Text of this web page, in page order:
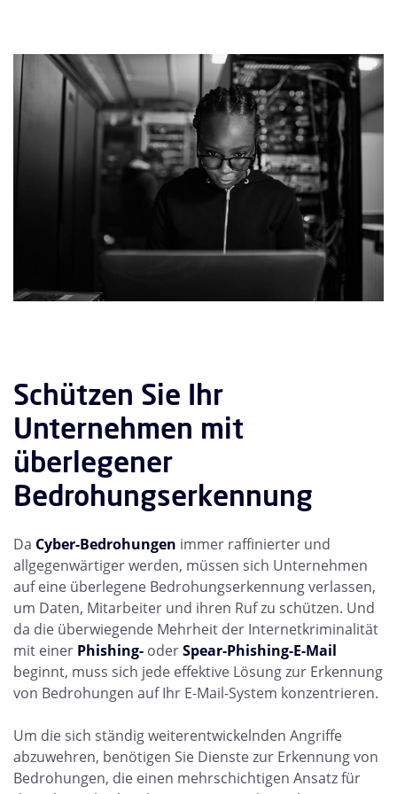
Schützen Sie Ihr
Unternehmen mit
überlegener
Bedrohungserkennung
Da Cyber-Bedrohungen immer raffinierter und
allgegenwärtiger werden, müssen sich Unternehmen
auf eine überlegene Bedrohungserkennung verlassen,
um Daten, Mitarbeiter und ihren Ruf zu schützen. Und
da die überwiegende Mehrheit der Internetkriminalität
mit einer Phishing- oderSpear-Phishing-E-Mail
beginnt, muss sich jede effektive Lösung zur Erkennung
von Bedrohungen auf Ihr E-Mail-System konzentrieren.
Um die sich ständig weiterentwickelnden Angriffe
abzuwehren, benötigen Sie Dienste zur Erkennung von
Bedrohungen, die einen mehrschichtigen Ansatz für